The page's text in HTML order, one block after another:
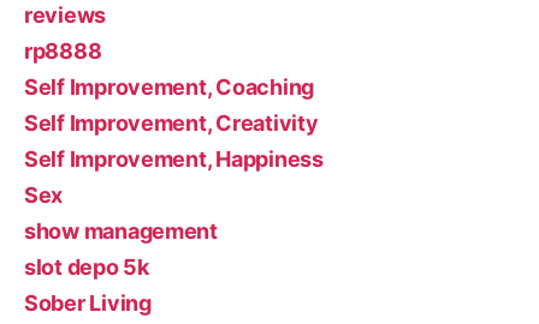
reviews
rp8888
Self Improvement, Coaching
Self Improvement, Creativity
Self Improvement, Happiness
Sex
show management
slot depo 5k
Sober Living